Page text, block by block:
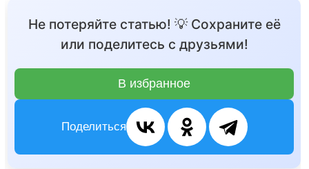
Не потеряйте статью! 💡 Сохраните её
или поделитесь с друзьями!
В избранное
Поделиться